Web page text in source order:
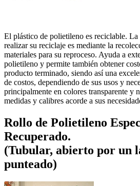
El plástico de polietileno es reciclable. La
realizar su reciclaje es mediante la
materiales para su reproceso. Ayuda a
polietileno y permite también obtener
producto terminado, siendo así una
de costos, dependiendo de sus usos y
principalmente en colores transparente y
medidas y calibres acorde a sus
Rollo de Polietileno
Recuperado.
(Tubular, abierto por un
punteado)